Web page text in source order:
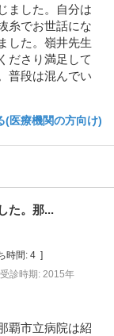
ました。自分は
糸でお世話にな
した。嶺井先生
ださり満足して
普段は混んでい
医療機関の方向け)
た。那...
時間: 4
受診時期: 2015年
覇市立病院は紹